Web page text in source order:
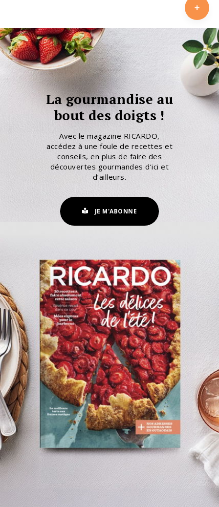
La gourmandise au
bout des doigts !
Avec le magazine RICARDO,
accédez à une foule de recettes et
conseils, en plus de faire des
découvertes gourmandes d’ici et
d’ailleurs.
JE M'ABONNE